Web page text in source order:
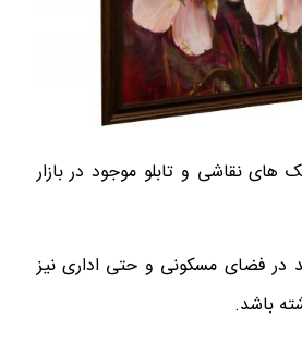
های نقاشی و تابلو موجود در بازار
در فضای مسکونی و حتی اداری نیز
باشد.